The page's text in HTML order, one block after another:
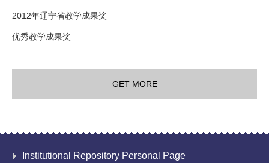
2012年辽宁省教学成果奖
优秀教学成果奖
GET MORE
Institutional Repository Personal Page